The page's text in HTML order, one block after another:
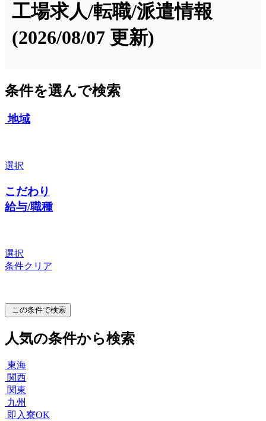
工場求人/転職/派遣情報
(2026/08/07 更新)
条件を選んで検索
地域
選択
こだわり
給与/職種
選択
条件クリア
この条件で検索
人気の条件から検索
東海
関西
関東
九州
即入寮OK